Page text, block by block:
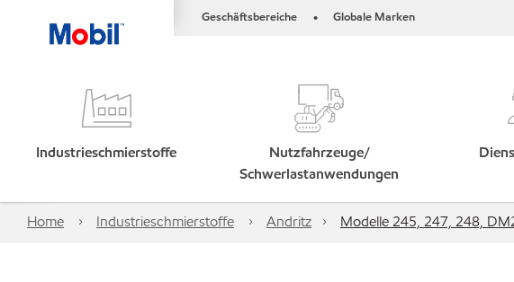
Geschäftsbereiche • Globale Marken
Industrieschmierstoffe
Nutzfahrzeuge/
Schwerlastanwendungen
Home Industrieschmierstoffe Andritz Modelle 245, 247, 248,